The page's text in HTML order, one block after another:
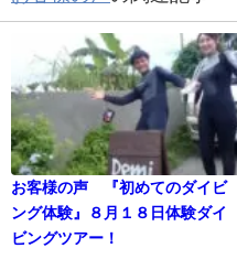
お客様の声 『初めてのダイビ
ング体験』８月１８日体験ダイ
ビングツアー！